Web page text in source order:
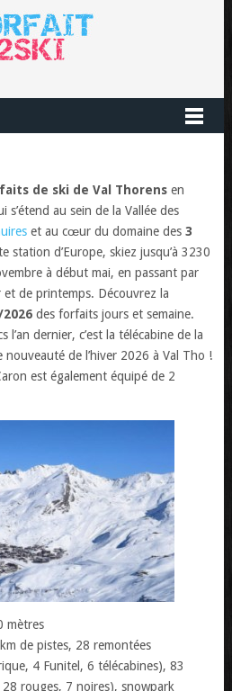
de ski de Val Thorensen
s’étend au sein de la Vallée des
et au cœur du domaine des 3
station d’Europe, skiez jusqu’à 3230
à début mai, en passant par
et de printemps. Découvrez la
des forfaits jours et semaine.
l’an dernier, c’est la télécabine de la
nouveauté de l’hiver 2026 à Val Tho !
est également équipé de 2
mètres
de pistes, 28 remontées
4 Funitel, 6 télécabines), 83
rouges, 7 noires), snowpark